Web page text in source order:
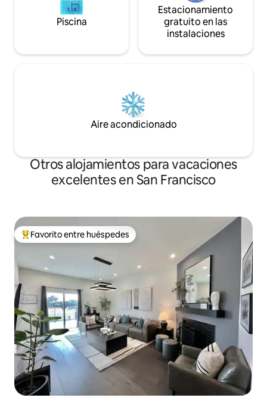
Piscina
Estacionamiento
gratuito en las
instalaciones
Aire acondicionado
Otros alojamientos para vacaciones
excelentes en San Francisco
Favorito entre huéspedes preferido
Favorito entre huéspedes